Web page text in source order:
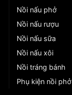
Nồi nấu phở
Nồi nấu rượu
Nồi nấu sữa
Nồi nấu xôi
Nồi tráng bánh
Phụ kiện nồi phở